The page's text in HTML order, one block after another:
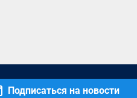
Подписаться на новости